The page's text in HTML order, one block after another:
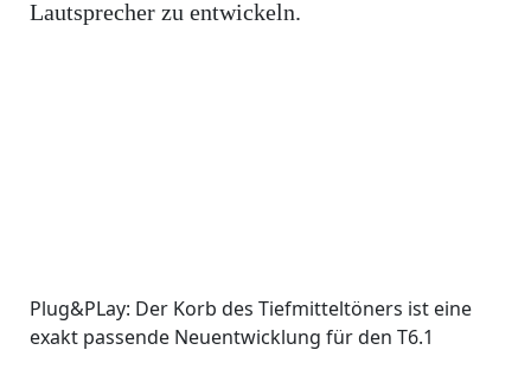
Lautsprecher zu entwickeln.
Plug&PLay: Der Korb des Tiefmitteltöners ist eine
exakt passende Neuentwicklung für den T6.1